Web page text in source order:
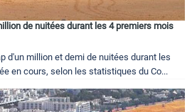
de nuitées durant les 4 premiers mois
d'un million et demi de nuitées durant les
en cours, selon les statistiques du Co...